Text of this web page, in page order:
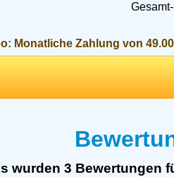
Monatliche Zahlung von
wurden 3 Bewertungen